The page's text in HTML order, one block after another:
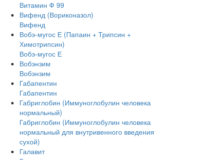
Витамин Ф 99
Вифенд (Вориконазол)
Вифенд
Вобэ-мугос Е (Папаин + Трипсин +
Химотрипсин)
Вобэ-мугос Е
Вобэнзим
Вобэнзим
Габапентин
Габапентин
Габриглобин (Иммуноглобулин человека
нормальный)
Габриглобин (Иммуноглобулин человека
нормальный для внутривенного введения
сухой)
Галавит